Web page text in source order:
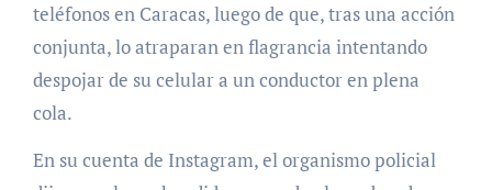
teléfonos en Caracas, luego de que, tras una acción
conjunta, lo atraparan en flagrancia intentando
despojar de su celular a un conductor en plena
cola.
En su cuenta de Instagram, el organismo policial